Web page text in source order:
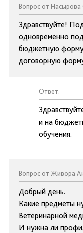
Вопрос от
Здравствуйте!
одновременно
бюджетную
договорную
Ответ:
и на
обучения.
Вопрос от Живора
Добрый день.
Какие предметы
Ветеринарной
И нужна ли